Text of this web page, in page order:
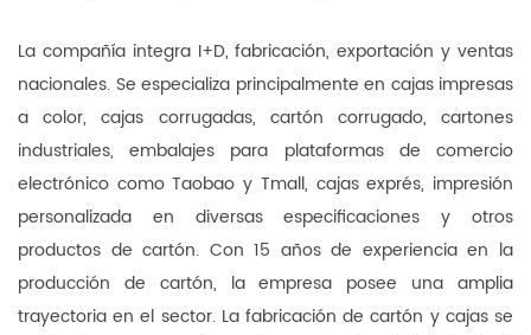
La compañía integra I+D, fabricación, exportación y ventas
nacionales. Se especializa principalmente en cajas impresas
a color, cajas corrugadas, cartón corrugado, cartones
industriales, embalajes para plataformas de comercio
electrónico como Taobao y Tmall, cajas exprés, impresión
personalizada en diversas especificaciones y otros
productos de cartón. Con 15 años de experiencia en la
producción de cartón, la empresa posee una amplia
trayectoria en el sector. La fabricación de cartón y cajas se